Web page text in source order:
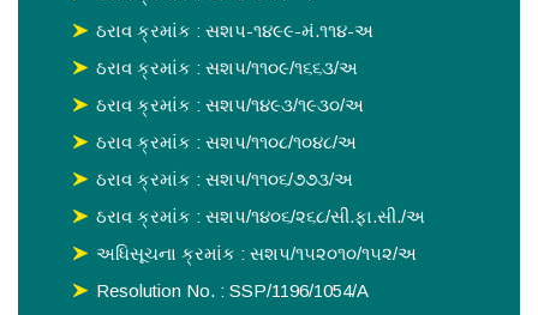
ઠરાવ ક્રમાંક : સશપ-૧૪૯૯-મં.૧૧૪-અ
ઠરાવ ક્રમાંક : સશપ/૧૧૦૯/૧૬૬૩/અ
ઠરાવ ક્રમાંક : સશપ/૧૪૯૩/૧૯૩૦/અ
ઠરાવ ક્રમાંક : સશપ/૧૧૦૮/૧૦૪૮/અ
ઠરાવ ક્રમાંક : સશપ/૧૧૦૬/૭૭૩/અ
ઠરાવ ક્રમાંક : સશપ/૧૪૦૬/૨૬૮/સી.ફા.સી./અ
અધિસૂચના ક્રમાંક : સશપ/૧૫૨૦૧૦/૧૫૨/અ
Resolution No. : SSP/1196/1054/A